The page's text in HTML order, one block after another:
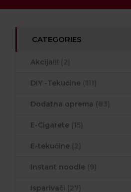
CATEGORIES
Akcija!!!
DIY -Tekućine
Dodatna oprema
E-Cigarete
E-tekućine
Instant noodle
Isparivači